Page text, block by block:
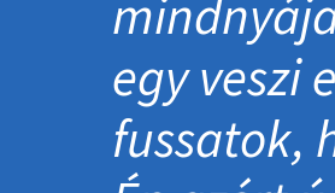
egy veszi
fussatok,